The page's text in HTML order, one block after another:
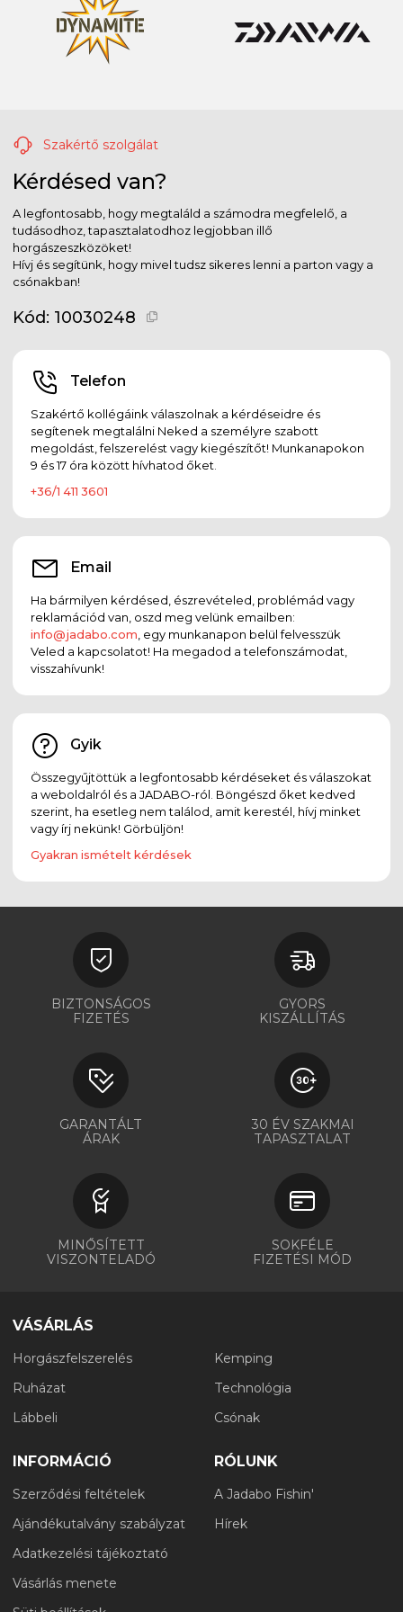
Szakértő szolgálat
Kérdésed van?
A legfontosabb, hogy megtaláld a számodra megfelelő, a
tudásodhoz, tapasztalatodhoz legjobban illő
horgászeszközöket!
Hívj és segítünk, hogy mivel tudsz sikeres lenni a parton vagy a
csónakban!
Kód: 10030248
Telefon
Szakértő kollégáink válaszolnak a kérdéseidre és
segítenek megtalálni Neked a személyre szabott
megoldást, felszerelést vagy kiegészítőt! Munkanapokon
9 és 17 óra között hívhatod őket.
+36/1 411 3601
Email
Ha bármilyen kérdésed, észrevételed, problémád vagy
reklamációd van, oszd meg velünk emailben:
info@jadabo.com , egy munkanapon belül felvesszük
Veled a kapcsolatot! Ha megadod a telefonszámodat,
visszahívunk!
Gyik
Összegyűjtöttük a legfontosabb kérdéseket és válaszokat
a weboldalról és a JADABO-ról. Böngészd őket kedved
szerint, ha esetleg nem találod, amit kerestél, hívj minket
vagy írj nekünk! Görbüljön!
Gyakran ismételt kérdések
BIZTONSÁGOS
FIZETÉS
GYORS
KISZÁLLÍTÁS
GARANTÁLT
ÁRAK
30 ÉV SZAKMAI
TAPASZTALAT
MINŐSÍTETT
VISZONTELADÓ
SOKFÉLE
FIZETÉSI MÓD
VÁSÁRLÁS
Horgászfelszerelés
Ruházat
Lábbeli
Kemping
Technológia
Csónak
INFORMÁCIÓ
Szerződési feltételek
Ajándékutalvány szabályzat
Adatkezelési tájékoztató
Vásárlás menete
RÓLUNK
A Jadabo Fishin'
Hírek